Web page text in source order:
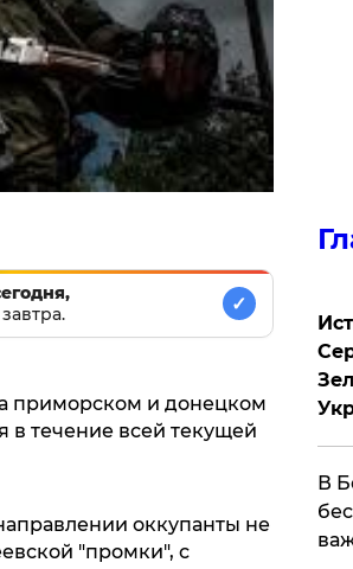
✓
приморском и донецком
в течение всей текущей
оккупанты не
"промки", с
В